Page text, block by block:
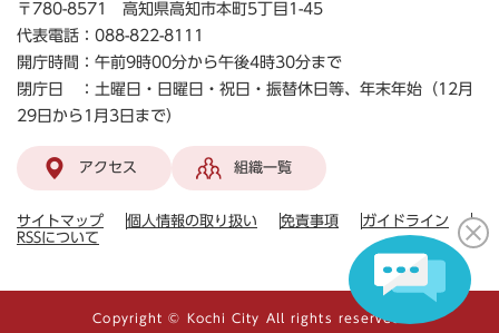
〒780-8571 高知県高知市本町5丁目1-45
代表電話：088-822-8111
開庁時間：午前9時00分から午後4時30分まで
閉庁日 ：土曜日・日曜日・祝日・振替休日等、年末年始（12月
29日から1月3日まで）
アクセス 組織一覧
サイトマップ 個人情報の取り扱い 免責事項
ガイドライン
RSSについて
Copyright © Kochi City All rights reserved.